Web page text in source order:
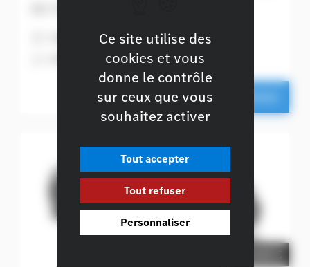
6 163 ch + 23 ch
Noir obsidienne
Ce véhicule m'intéresse
Ce site utilise des
cookies et vous
donne le contrôle
sur ceux que vous
souhaitez activer
Tout accepter
Tout refuser
Personnaliser